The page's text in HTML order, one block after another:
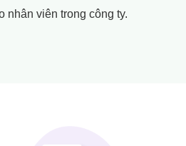
nhân viên trong công ty.